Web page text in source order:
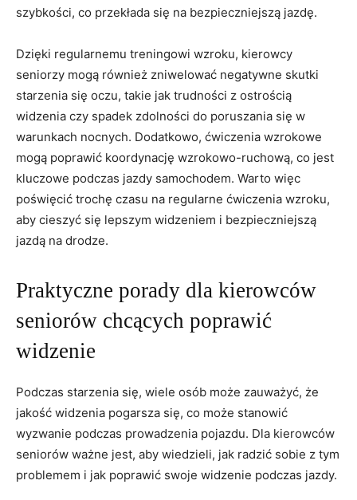
szybkości, co przekłada się na ‌bezpieczniejszą jazdę.
Dzięki regularnemu treningowi wzroku, kierowcy
seniorzy mogą ⁢również⁢ zniwelować negatywne skutki
starzenia się oczu, takie ⁢jak trudności z ostrością
⁢widzenia czy spadek zdolności‍ do poruszania się w⁣
warunkach nocnych. Dodatkowo, ćwiczenia wzrokowe⁣
mogą poprawić koordynację wzrokowo-ruchową, co jest
kluczowe podczas⁢ jazdy samochodem. Warto⁢ więc
poświęcić trochę czasu⁢ na regularne⁢ ćwiczenia​ wzroku,
aby cieszyć się lepszym widzeniem i bezpieczniejszą‍
jazdą​ na drodze.
Praktyczne porady dla kierowców
seniorów chcących⁤ poprawić
widzenie
Podczas‍ starzenia się, wiele osób może zauważyć, że
jakość widzenia⁤ pogarsza ‍się, co może ​stanowić
wyzwanie ​podczas prowadzenia pojazdu. ‍Dla kierowców
seniorów ‍ważne jest, aby wiedzieli, jak radzić sobie ⁢z tym
problemem i​ jak poprawić swoje widzenie podczas jazdy.